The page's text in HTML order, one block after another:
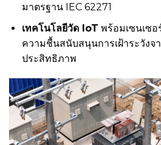
มาตรฐาน IEC 62271
เทคโนโลยีวัด IoT พร้อมเซนเซ
ความชื้นสนับสนุนการเฝ้าระวังจ
ประสิทธิภาพ